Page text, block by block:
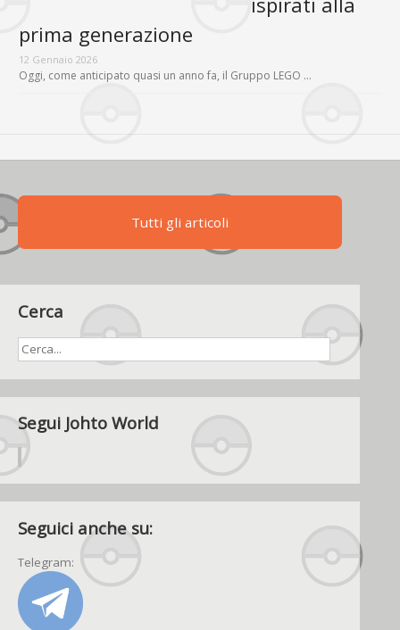
prima generazione
12 Gennaio 2026
Oggi, come anticipato quasi un anno fa, il Gruppo LEGO …
Tutti gli articoli
Cerca
Segui Johto World
Seguici anche su:
Telegram: